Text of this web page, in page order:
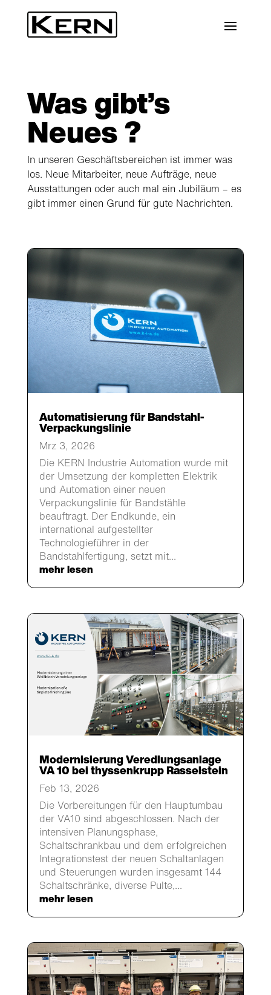
Was gibt’s
Neues ?
In unseren Geschäftsbereichen ist immer was
los. Neue Mitarbeiter, neue Aufträge, neue
Ausstattungen oder auch mal ein Jubiläum – es
gibt immer einen Grund für gute Nachrichten.
Automatisierung für Bandstahl-
Verpackungslinie
Mrz 3, 2026
Die KERN Industrie Automation wurde mit
der Umsetzung der kompletten Elektrik
und Automation einer neuen
Verpackungslinie für Bandstähle
beauftragt. Der Endkunde, ein
international aufgestellter
Technologieführer in der
Bandstahlfertigung, setzt mit...
mehr lesen
Modernisierung Veredlungsanlage
VA 10 bei thyssenkrupp Rasselstein
Feb 13, 2026
Die Vorbereitungen für den Hauptumbau
der VA10 sind abgeschlossen. Nach der
intensiven Planungsphase,
Schaltschrankbau und dem erfolgreichen
Integrationstest der neuen Schaltanlagen
und Steuerungen wurden insgesamt 144
Schaltschränke, diverse Pulte,...
mehr lesen